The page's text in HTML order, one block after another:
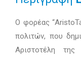
Ο φορέας
πολιτών, που
Αριστοτέλη